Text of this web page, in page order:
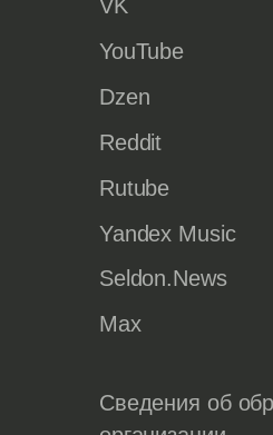
VK
YouTube
Dzen
Reddit
Rutube
Yandex Music
Seldon.News
Max
Сведения об